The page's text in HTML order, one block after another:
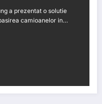
a prezentat o solutie
camioanelor in…